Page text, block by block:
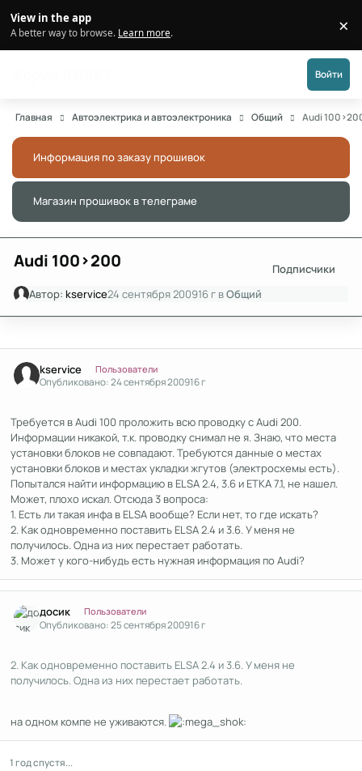
View in the app
A better way to browse. Learn more. ×
Войти
Главная Автоэлектрика и автоэлектроника Общий Audi
Информация по заказу прошивок
Магазин прошивок в телеграме
Audi 100>200
Подписчики
Автор: kservice24 сентября 200916 г вОбщий
kservice Пользователи
Опубликовано:24 сентября 200916 г
Требуется в Audi 100 проложить всю проводку с Audi 200.
Информации никакой, т.к. проводку снимал не я. Знаю, что места
установки блоков не совпадают. Требуются данные о местах
установки блоков и местах укладки жгутов (электросхемы есть).
Попытался найти информацию в ELSA 2.4, 3.6 и ETKA 7.1, не нашел.
Может, плохо искал. Отсюда 3 вопроса:
1. Есть ли такая инфа в ELSA вообще? Если нет, то где искать?
2. Как одновременно поставить ELSA 2.4 и 3.6. У меня не
получилось. Одна из них перестает работать.
3. Может у кого-нибудь есть нужная информация по Audi?
досик Пользователи
Опубликовано:25 сентября 200916 г
2. Как одновременно поставить ELSA 2.4 и 3.6. У меня не
получилось. Одна из них перестает работать.
на одном компе не уживаются.
1 год спустя...